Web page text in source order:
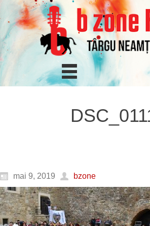
mai 9, 2019 bzone